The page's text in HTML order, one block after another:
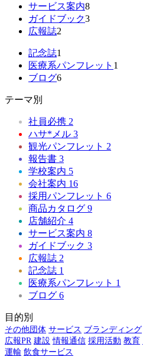
サービス案内8
ガイドブック3
広報誌2
記念誌1
医療系パンフレット 1
ブログ6
テーマ別
社員必携 2
ハサ*メル 3
観光パンフレット 2
報告書 3
学校案内 5
会社案内 16
採用パンフレット 6
商品カタログ 9
店舗紹介 4
サービス案内 8
ガイドブック 3
広報誌 2
記念誌 1
医療系パンフレット 1
ブログ 6
目的別
その他団体 サービス ブランディング
広報PR 建設 情報通信 採用活動 教育
運輸 飲食サービス